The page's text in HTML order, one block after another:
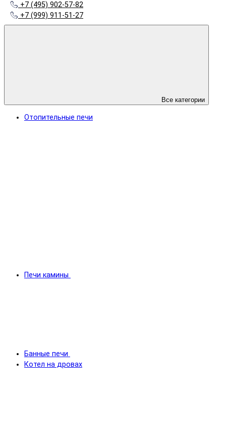
+7 (495) 902-57-82
+7 (999) 911-51-27
Все категории
Отопительные печи
Печи камины
Банные печи
Котел на дровах